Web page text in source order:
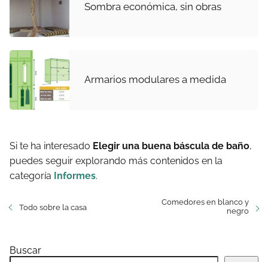
Sombra económica, sin obras
Armarios modulares a medida
Si te ha interesado Elegir una buena báscula de baño,
puedes seguir explorando más contenidos en la
categoría Informes.
Todo sobre la casa
Comedores en blanco y
negro
Buscar